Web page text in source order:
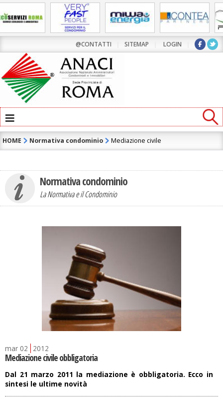
@CONTATTI SITEMAP LOGIN
≡
HOME Normativa condominio Mediazione civile
Normativa condominio
La Normativa e il Condominio
mar 02 2012
Mediazione civile obbligatoria
Dal 21 marzo 2011 la mediazione è obbligatoria. Ecco in
sintesi le ultime novità